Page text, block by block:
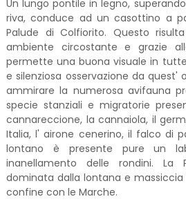
Un lungo pontile in legno,
riva, conduce ad un casottino a
Palude di Colfiorito. Questo
ambiente circostante e grazie
permette una buona visuale in
e silenziosa osservazione da quest'
ammirare la numerosa avifauna
specie stanziali e migratorie
cannareccione, la cannaiola, il
Italia, l' airone cenerino, il falco di
lontano è presente pure un
inanellamento delle rondini. La
dominata dalla lontana e massiccia
confine con le Marche.